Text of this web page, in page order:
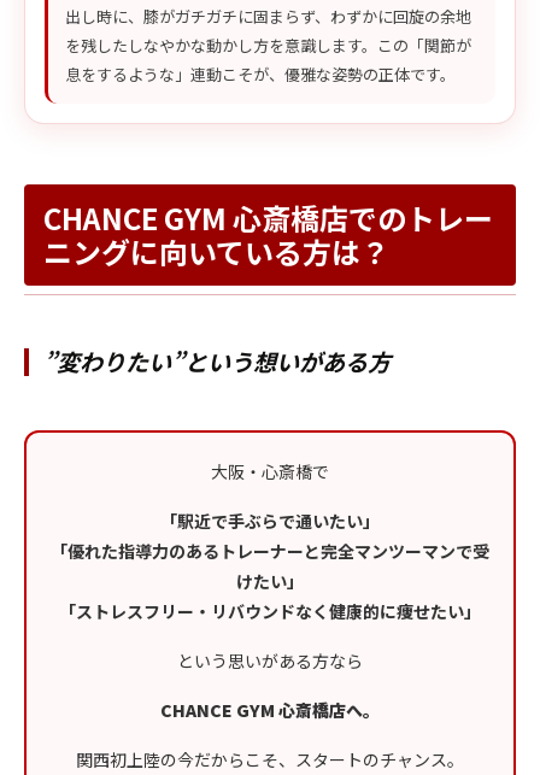
出し時に、膝がガチガチに固まらず、わずかに回旋の余地
を残したしなやかな動かし方を意識します。この「関節が
息をするような」連動こそが、優雅な姿勢の正体です。
CHANCE GYM 心斎橋店でのトレー
ニングに向いている方は？
”変わりたい”という想いがある方
大阪・心斎橋で
「駅近で手ぶらで通いたい」
「優れた指導力のあるトレーナーと完全マンツーマンで受
けたい」
「ストレスフリー・リバウンドなく健康的に痩せたい」
という思いがある方なら
CHANCE GYM 心斎橋店へ。
関西初上陸の今だからこそ、スタートのチャンス。